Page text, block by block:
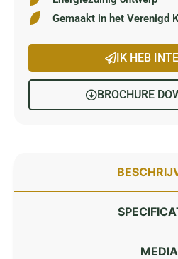
MEDIA
Gemaakt in het Verenigd
IK HEB
BROCHURE